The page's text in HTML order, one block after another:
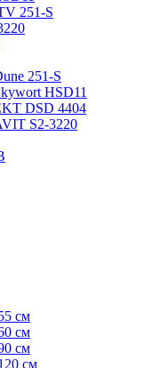
251-S
251-S
HSD11
DSD 4404
S2-3220
см
см
см
см